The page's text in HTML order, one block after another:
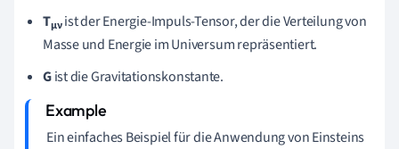
Tμνist der Energie-Impuls-Tensor, der die Verteilung von
Masse und Energie im Universum repräsentiert.
Gist die Gravitationskonstante.
Ein einfaches Beispiel für die Anwendung von Einsteins